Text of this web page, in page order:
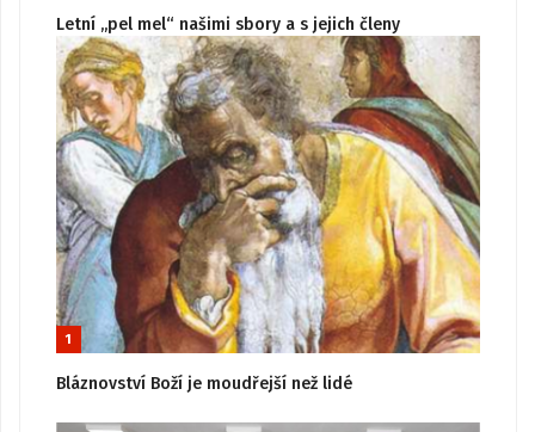
Letní „pel mel“ našimi sbory a s jejich členy
1
Bláznovství Boží je moudřejší než lidé